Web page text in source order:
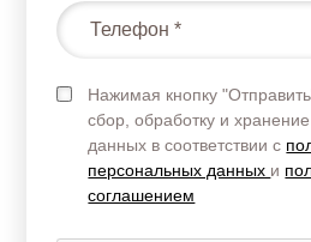
Нажимая кнопку
сбор, обработку и
данных в соответствии с
персональных данных и
соглашением